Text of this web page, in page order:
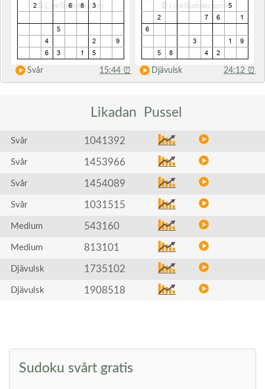
Svår 15:44 ⏰ Djävulsk 24:12 ⏰
Likadan Pussel
Svår 1041392
Svår 1453966
Svår 1454089
Svår 1031515
Medium 543160
Medium 813101
Djävulsk 1735102
Djävulsk 1908518
Sudoku svårt gratis